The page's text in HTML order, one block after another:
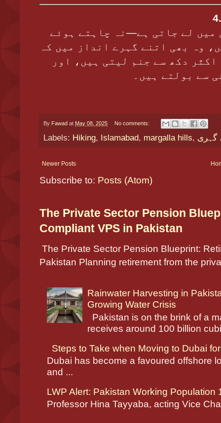
میں لے جاتی ہے—نہ چاہتے ہوئے
وہ بھی اتنے گہرے انداز میں کہ
دکھ سے جنم لیتی ہیں، اور
سے بولتے ہیں۔
By Fawad at May 08, 2025 No comments:
Labels: Hiking, Islamabad, margalla hills, گہری
Newer Posts
Subscribe to: Posts (Atom)
The Private Sector Pension
Compliant VPS in Pakistan
The Private Sector Pension Blueprint:
Pakistan Planning retirement from the
Rainwater Harvesting in
Growing Water Crisis
Pakistan is on the brink of a
receives around 100 billion
Steps to Take when Moving to Dubai
Dubai has become a favoured offshore
and ...
LWP Alert: Pakistan Working
Professor Hina Tayyaba, acting Vice